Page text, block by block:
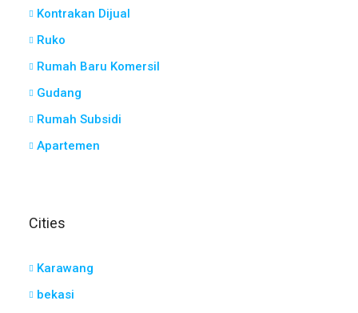
Kontrakan Dijual
Ruko
Rumah Baru Komersil
Gudang
Rumah Subsidi
Apartemen
Cities
Karawang
bekasi